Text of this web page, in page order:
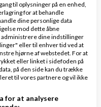
hvis nogen i
frem, så de ikke
til oplysninger på en enhed,
for at behandle
dine personlige data
mod dette åbne
administrere dine indstillinger
eller til enhver tid ved at
hjørne af webstedet. For at
eller linket i sidefoden på
på den side kan du trække
til vores partnere og vil ikke
for at analysere